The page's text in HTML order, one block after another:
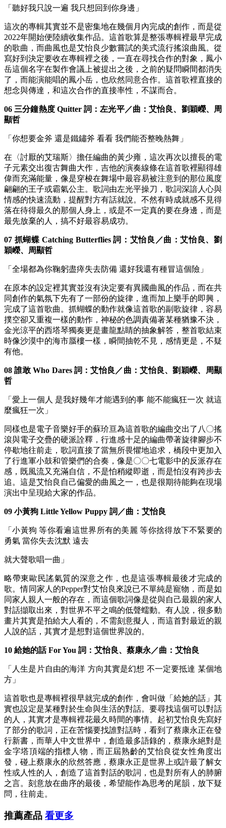
「聽好我只說一遍 我只想回到你身邊」
這次的專輯其實並不是密集地在幾個月內完成的創作，而是從
2022年開始便陸續收集作品。這首歌算是整張專輯裡最早完成
的歌曲，而曲風也是艾怡良少數嘗試的美式流行搖滾曲風。從
寫好到決定要收在專輯裡之後，一直在尋找合作的對象，鳳小
岳這個名字在製作會議上被提出之後，之前的疑問瞬間都消失
了，而能演能唱的鳳小岳，也欣然同意合作。這首歌裡直接的
想念與傳達，和這次合作的直接率性，不謀而合。
06 三分鐘熱度 Quitter 詞：左光平／曲：艾怡良、劉穎嶸、周
顯哲
「你想要金斧 還是鐵鏽斧 看看 我們能否整晚熱舞」
在〈討厭的艾瑞斯〉擔任編曲的黃少雍，這次再次以擅長的電
子元素交出復古舞曲大作，吉他的演奏線條在這首歌裡顯得雄
偉而充滿能量，像是穿梭在舞場中最容易被注意到的那位風度
翩翩的王子或霸氣公主。歌詞由左光平操刀，歌詞深諳人心與
情感的快速流動，提醒對方有話就說。不然有時成就感不見得
落在待得最久的那個人身上，或是不一定真的要在身邊，而是
最先放棄的人，搞不好最容易成功。
07 抓蝴蝶 Catching Butterflies 詞：艾怡良／曲：艾怡良、劉
穎嶸、周顯哲
「全場都為你鞠躬盡瘁失去防備 還好我還有種冒這個險」
在原本的設定裡其實並沒有決定要有異國曲風的作品，而在共
同創作的氣氛下先有了一部份的旋律，進而加上樂手的即興，
完成了這首歌曲。抓蝴蝶的動作就像這首歌的副歌旋律，容易
撲空卻又重複一樣的動作，神秘的色調責備著某種猶豫不決，
金光涼平的西塔琴獨奏更是畫龍點睛的抽象解答，整首歌結束
時像沙漠中的海市蜃樓一樣，瞬間抽乾不見，感情更是，不疑
有他。
08 誰敢 Who Dares 詞：艾怡良／曲：艾怡良、劉穎嶸、周顯
哲
「愛上一個人 是我好幾年才能遇到的事 能不能瘋狂一次 就這
麼瘋狂一次」
同樣也是電子音樂好手的蘇玠亘為這首歌的編曲交出了八〇搖
滾與電子交疊的硬派詮釋，行進感十足的編曲帶著旋律腳步不
停歇地往前走，歌詞直接了當無所畏懼地追求，橋段中更加入
了行進軍小鼓和管樂們的合奏，像是〇〇七電影中的反派存在
感，既風流又充滿自信，不是怕稍縱即逝，而是怕沒有跨步去
追。這是艾怡良自己偏愛的曲風之一，也是很期待能夠在現場
演出中呈現給大家的作品。
09 小黃狗 Little Yellow Puppy 詞／曲：艾怡良
「小黃狗 等你看遍這世界所有的美麗 等你捨得放下不緊要的
勇氣 當你失去沈默 遠去
就大聲歌唱一曲」
略帶東歐民謠氣質的深意之作，也是這張專輯最後才完成的
歌。情同家人的Pepper對艾怡良來說已不單純是寵物，而是如
同家人親人一般的存在，而這個歌詞像是從與自己最親的家人
對話擷取出來，對世界不平之鳴的低聲蠕動。有人說，很多動
畫片其實是拍給大人看的，不需刻意擬人，而這首對最近的親
人說的話，其實才是想對這個世界說的。
10 給她的話 For You 詞：艾怡良、蔡康永／曲：艾怡良
「人生是片自由的海洋 方向其實是幻想 不一定要抵達 某個地
方」
這首歌也是專輯裡很早就完成的創作，會叫做「給她的話」其
實也設定是某種對於生命與生活的對話。要尋找這個可以對話
的人，其實才是專輯裡花最久時間的事情。起初艾怡良先寫好
了部分的歌詞，正在苦惱要找誰對話時，看到了蔡康永正在發
行新書，而華人中文世界中，創造最多語錄的，蔡康永絕對是
金字塔頂端的指標人物，而正屆熟齡的艾怡良從女性角度出
發，碰上蔡康永的欣然答應，蔡康永正是世界上或許最了解女
性或人性的人，創造了這首對話的歌詞，也是對所有人的肺腑
之言。刻意放在曲序的最後，希望能作為思考的尾韻，放下疑
問，往前走。
推薦產品 看更多